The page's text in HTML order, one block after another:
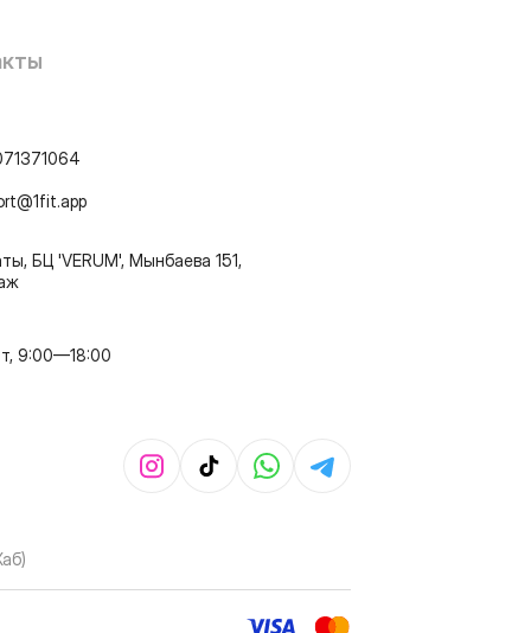
БЦ 'VERUM', Мынбаева 151,
9:00—18:00